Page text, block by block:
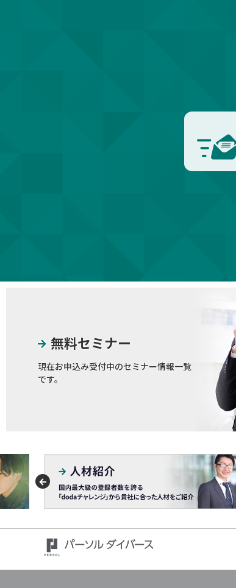
無料セミナー
現在お申込み受付中のセミナー情報一覧
です。